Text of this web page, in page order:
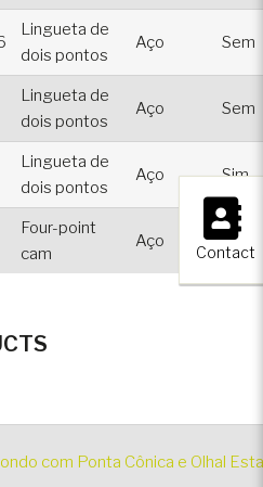
×
Contact
Lingueta de
dois pontos
Aço Sem
Lingueta de
dois pontos
Aço Sem
Lingueta de
dois pontos
Aço Sim
Four-point
cam
Aço Sem
com Ponta Cônica e Olhal